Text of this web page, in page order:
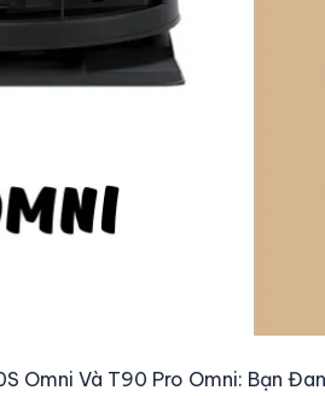
Omni Và T90 Pro Omni: Bạn